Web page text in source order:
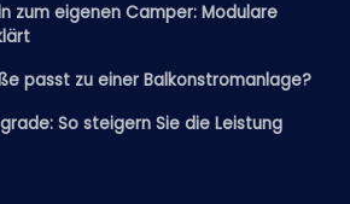
zum eigenen Camper: Modulare
passt zu einer Balkonstromanlage?
So steigern Sie die Leistung